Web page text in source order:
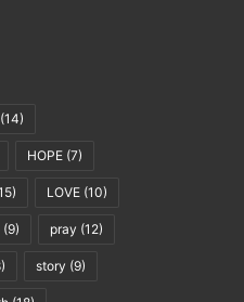
(14)
HOPE (7)
LOVE (10)
(9) pray (12)
story (9)